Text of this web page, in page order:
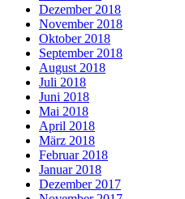
Dezember 2018
November 2018
Oktober 2018
September 2018
August 2018
Juli 2018
Juni 2018
Mai 2018
April 2018
März 2018
Februar 2018
Januar 2018
Dezember 2017